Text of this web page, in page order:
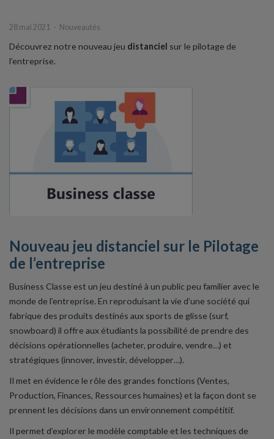
28 mai 2021 Nouveautés
Découvrez notre nouveau jeu distanciel sur le pilotage de
l’entreprise.
Nouveau jeu distanciel sur le Pilotage
de l’entreprise
Business Classe est un jeu destiné à un public peu familier avec le
monde de l’entreprise. En reproduisant la vie d’une société qui
fabrique des produits destinés aux sports de glisse (surf,
snowboard) il offre aux étudiants la possibilité de prendre des
décisions opérationnelles (acheter, produire, vendre…) et
stratégiques (innover, investir, développer…).
Il met en évidence le rôle des grandes fonctions (Ventes,
Production, Finances, Ressources humaines) et la façon dont se
prennent les décisions dans un environnement compétitif.
Il permet d’explorer le modèle comptable et les techniques de